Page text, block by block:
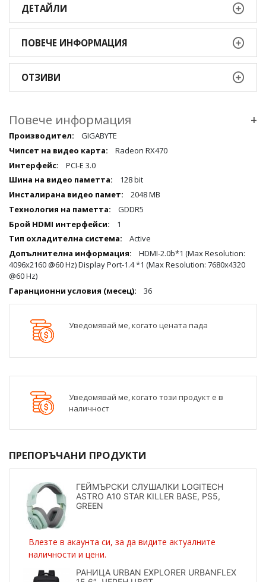
ДЕТАЙЛИ
ПОВЕЧЕ ИНФОРМАЦИЯ
ОТЗИВИ
Повече информация +
Повече
информация
GIGABYTE
Radeon RX470
PCI-E 3.0
128 bit
2048 MB
GDDR5
1
Active
HDMI-2.0b*1 (Max Resolution:
4096x2160 @60 Hz) Display Port-1.4 *1 (Max Resolution: 7680x4320
@60 Hz)
36
Уведомявай ме, когато цената пада
Уведомявай ме, когато този продукт е в
наличност
ПРЕПОРЪЧАНИ ПРОДУКТИ
ГЕЙМЪРСКИ СЛУШАЛКИ LOGITECH
ASTRO A10 STAR KILLER BASE, PS5,
GREEN
Влезте в акаунта си, за да видите актуалните
наличности и цени.
РАНИЦА URBAN EXPLORER URBANFLEX